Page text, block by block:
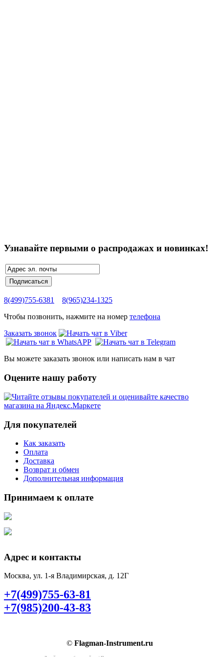
Узнавайте первыми о распродажах и новинках!
8(499)755-6381
8(965)234-1325
Чтобы позвонить, нажмите на номер телефона
Заказать звонок
Вы можете заказать звонок или написать нам в чат
Оцените нашу работу
Для покупателей
Как заказать
Оплата
Доставка
Возврат и обмен
Дополнительная информация
Принимаем к оплате
Адрес и контакты
Москва, ул. 1-я Владимирская, д. 12Г
+7(499)755-63-81
+7(985)200-43-83
© Flagman-Instrument.ru